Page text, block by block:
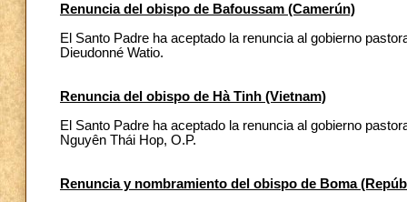
Renuncia del obispo de Bafoussam (Camerún)
El Santo Padre ha aceptado la renuncia al gobierno
Dieudonné Watio.
Renuncia del obispo de Hà Tinh (Vietnam)
El Santo Padre ha aceptado la renuncia al gobierno
Nguyên Thái Hop, O.P.
Renuncia y nombramiento del obispo de Boma